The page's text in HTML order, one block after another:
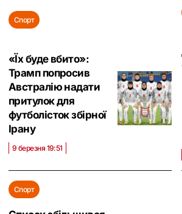
Спорт
«Їх буде вбито»:
Трамп попросив
Австралію надати
притулок для
футболісток збірної
Ірану
9 березня 19:51
Спорт